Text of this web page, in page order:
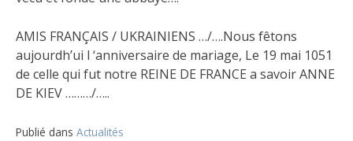
AMIS FRANÇAIS / UKRAINIENS …/….Nous fêtons
aujourdh’ui l ‘anniversaire de mariage, Le 19 mai 1051
de celle qui fut notre REINE DE FRANCE a savoir ANNE
DE KIEV ………/…..
Publié dans Actualités